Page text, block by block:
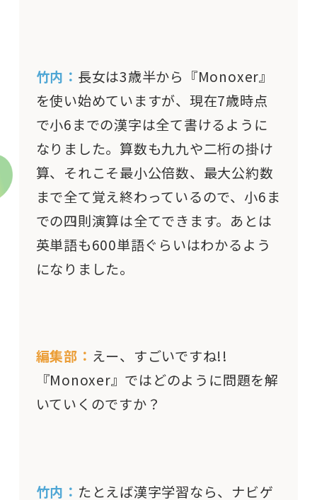
竹内： 長女は3歳半から『Monoxer』
を使い始めていますが、現在7歳時点
で小6までの漢字は全て書けるように
なりました。算数も九九や二桁の掛け
算、それこそ最小公倍数、最大公約数
まで全て覚え終わっているので、小6ま
での四則演算は全てできます。あとは
英単語も600単語ぐらいはわかるよう
になりました。
編集部： えー、すごいですね!!
『Monoxer』ではどのように問題を解
いていくのですか？
竹内： たとえば漢字学習なら、ナビゲ